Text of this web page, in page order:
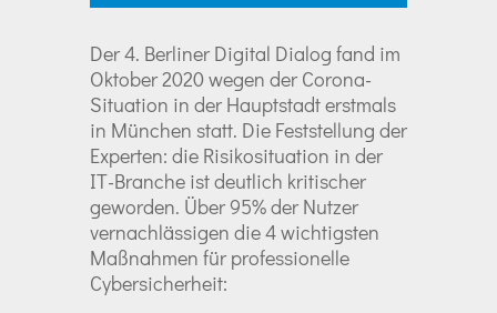
Der 4. Berliner Digital Dialog fand im
Oktober 2020 wegen der Corona-
Situation in der Hauptstadt erstmals
in München statt. Die Feststellung der
Experten: die Risikosituation in der
IT-Branche ist deutlich kritischer
geworden. Über 95% der Nutzer
vernachlässigen die 4 wichtigsten
Maßnahmen für professionelle
Cybersicherheit: